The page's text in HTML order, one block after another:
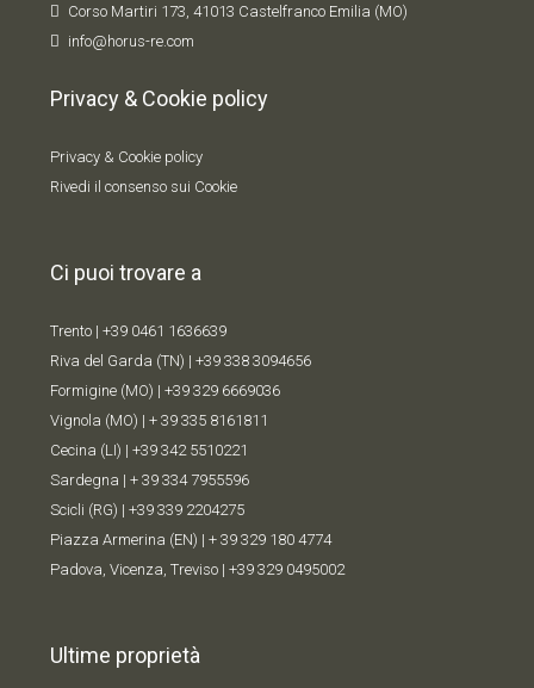
Corso Martiri 173, 41013 Castelfranco Emilia (MO)
info@horus-re.com
Privacy & Cookie policy
Privacy & Cookie policy
Rivedi il consenso sui Cookie
Ci puoi trovare a
Trento | +39 0461 1636639
Riva del Garda (TN) | +39 338 3094656
Formigine (MO) | +39 329 6669036
Vignola (MO) | + 39 335 8161811
Cecina (LI) | +39 342 5510221
Sardegna | + 39 334 7955596
Scicli (RG) | +39 339 2204275
Piazza Armerina (EN) | + 39 329 180 4774
Padova, Vicenza, Treviso | +39 329 0495002
Ultime proprietà